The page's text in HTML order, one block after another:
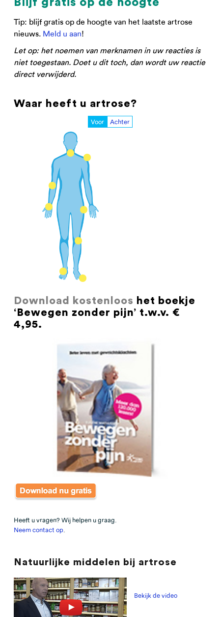
Blijf gratis op de hoogte
Tip: blijf gratis op de hoogte van het laatste artrose
nieuws. Meld u aan!
Let op: het noemen van merknamen in uw reacties is
niet toegestaan. Doet u dit toch, dan wordt uw reactie
direct verwijderd.
Waar heeft u artrose?
Voor Achter
Download kostenloos het boekje
‘Bewegen zonder pijn’ t.w.v. €
4,95.
Heeft u vragen? Wij helpen u graag.
Neem contact op
Natuurlijke middelen bij artrose
Bekijk de video